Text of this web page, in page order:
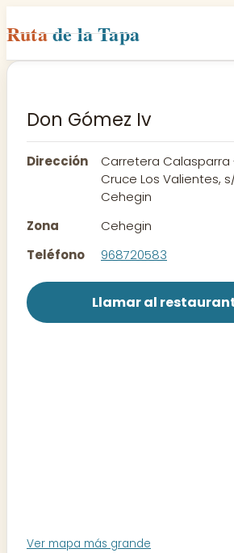
Rutade la Tapa
Inicio
Rutas
Contacto
Don Gómez Iv
Dirección
Carretera
Cruce Los Valientes,
Cehegin
Zona
Cehegin
Teléfono
968720583
Llamar al
Ver mapa más grande